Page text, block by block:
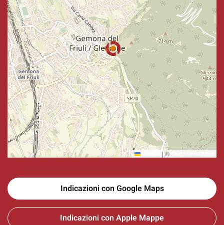
| © OpenStreetMap
Indicazioni con Google Maps
Indicazioni con Apple Mappe